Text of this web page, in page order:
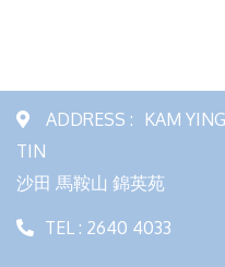
ADDRESS : KAM
TIN
沙田 馬鞍山 錦英苑
TEL : 2640 4033